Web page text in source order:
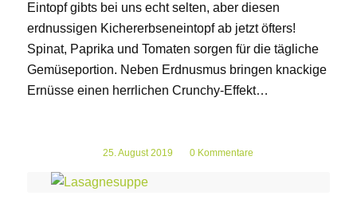
Eintopf gibts bei uns echt selten, aber diesen
erdnussigen Kichererbseneintopf ab jetzt öfters!
Spinat, Paprika und Tomaten sorgen für die tägliche
Gemüseportion. Neben Erdnusmus bringen knackige
Ernüsse einen herrlichen Crunchy-Effekt…
25. August 2019
/ 0 Kommentare